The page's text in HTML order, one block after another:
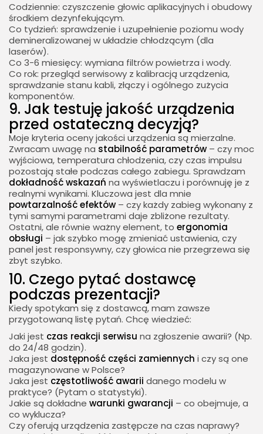
Codziennie: czyszczenie głowic aplikacyjnych i obudowy
środkiem dezynfekującym.
Co tydzień: sprawdzenie i uzupełnienie poziomu wody
demineralizowanej w układzie chłodzącym (dla
laserów).
Co 3-6 miesięcy: wymiana filtrów powietrza i wody.
Co rok: przegląd serwisowy z kalibracją urządzenia,
sprawdzanie stanu kabli, złączy i ogólnego zużycia
komponentów.
9. Jak testuję jakość urządzenia
przed ostateczną decyzją?
Moje kryteria oceny jakości urządzenia są mierzalne.
Zwracam uwagę na stabilność parametrów – czy moc
wyjściowa, temperatura chłodzenia, czy czas impulsu
pozostają stałe podczas całego zabiegu. Sprawdzam
dokładność wskazań na wyświetlaczu i porównuję je z
realnymi wynikami. Kluczowa jest dla mnie
powtarzalność efektów – czy każdy zabieg wykonany z
tymi samymi parametrami daje zbliżone rezultaty.
Ostatni, ale równie ważny element, to ergonomia
obsługi – jak szybko mogę zmieniać ustawienia, czy
panel jest responsywny, czy głowica nie przegrzewa się
zbyt szybko.
10. Czego pytać dostawcę
podczas prezentacji?
Kiedy spotykam się z dostawcą, mam zawsze
przygotowaną listę pytań. Chcę wiedzieć:
Jaki jest czas reakcji serwisu na zgłoszenie awarii? (Np.
do 24/48 godzin).
Jaka jest dostępność części zamiennych i czy są one
magazynowane w Polsce?
Jaka jest częstotliwość awarii danego modelu w
praktyce? (Pytam o statystyki).
Jakie są dokładne warunki gwarancji – co obejmuje, a
co wyklucza?
Czy oferują urządzenia zastępcze na czas naprawy?